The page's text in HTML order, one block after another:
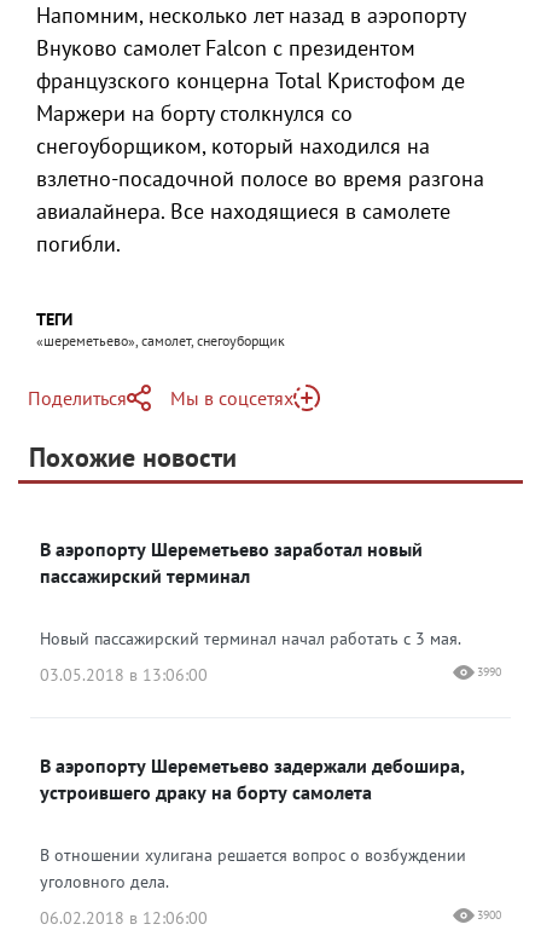
Напомним, несколько лет назад в аэропорту
Внуково самолет Falcon с президентом
французского концерна Total Кристофом де
Маржери на борту столкнулся со
снегоуборщиком, который находился на
взлетно-посадочной полосе во время разгона
авиалайнера. Все находящиеся в самолете
погибли.
ТЕГИ
«шереметьево», самолет, снегоуборщик
Поделиться
Telegram
Одноклассники
Мы в соцсетях
Яндекс Дзен
Похожие новости
В аэропорту Шереметьево заработал новый
пассажирский терминал
Новый пассажирский терминал начал работать с 3 мая.
03.05.2018 в 13:06:00
3990
В аэропорту Шереметьево задержали дебошира,
устроившего драку на борту самолета
В отношении хулигана решается вопрос о возбуждении
уголовного дела.
06.02.2018 в 12:06:00
3900